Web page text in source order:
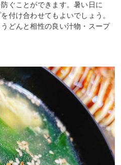
ぐことができます。暑い日に
付け合わせてもよいでしょう。
どんと相性の良い汁物・スープ